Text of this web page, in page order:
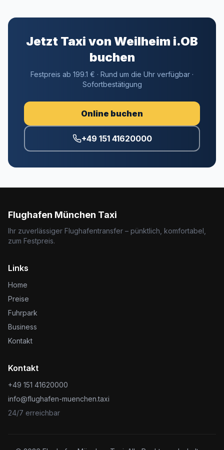
Jetzt Taxi von Weilheim i.OB
buchen
Festpreis ab 199.1 € · Rund um die Uhr verfügbar ·
Sofortbestätigung
Online buchen
+49 151 41620000
Flughafen München Taxi
Ihr zuverlässiger Flughafentransfer – pünktlich, komfortabel,
zum Festpreis.
Links
Home
Preise
Fuhrpark
Business
Kontakt
Kontakt
+49 151 41620000
info@flughafen-muenchen.taxi
24/7 erreichbar